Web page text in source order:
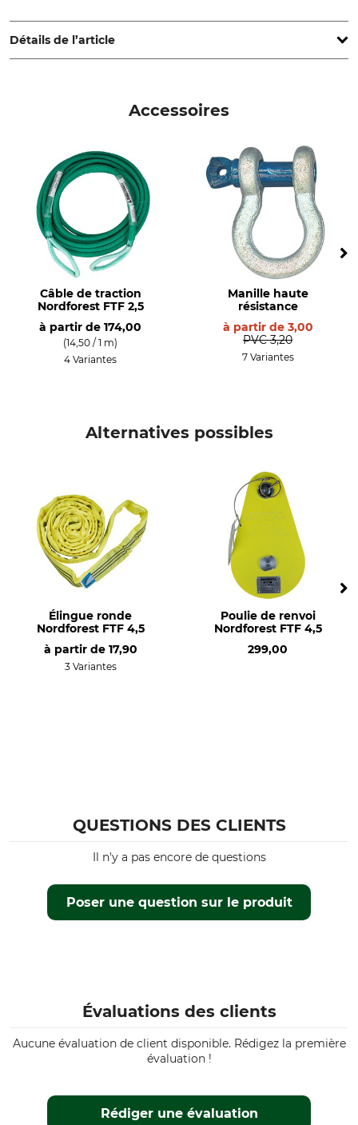
www.grube.de
Détails de l’article
Accessoires
Câble de traction
Nordforest FTF 2,5
à partir de 174,00
(14,50 / 1 m)
4 Variantes
Manille haute
résistance
à partir de 3,00
PVC 3,20
7 Variantes
Alternatives possibles
Élingue ronde
Nordforest FTF 4,5
à partir de 17,90
3 Variantes
Poulie de renvoi
Nordforest FTF 4,5
299,00
QUESTIONS DES CLIENTS
Poser une question sur le produit
Il n'y a pas encore de questions
Évaluations des clients
Aucune évaluation de client disponible. Rédigez la première
évaluation !
Rédiger une évaluation